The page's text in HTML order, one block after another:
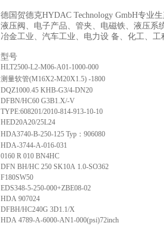
德国贺德克HYDAC Technology GmbH专业
液压阀、电子产品、管夹、电磁铁、液压系
冶金工业、汽车工业、电力设 备、化工、
型号
HLT2500-L2-M06-A01-1000-000
测量软管(M16X2-M20X1.5) -1800
DQZ1000.45 KHB-G3/4-DN20
DFBN/HC60 G3B1.X/-V
TYPE:608201/2010-814-913-10-10
HED20A20/25L24
HDA3740-B-250-125 Typ ： 906080
HDA-3744-A-016-031
0160 R 010 BN4HC
DFN BH/HC 250 SK10A 1.0-SO362
F180SW50
EDS348-5-250-000+ZBE08-02
HDA 907024
DFBH/HC240G 3D1.1/X
HDA 4789-A-6000-AN1-000(psi)72inch